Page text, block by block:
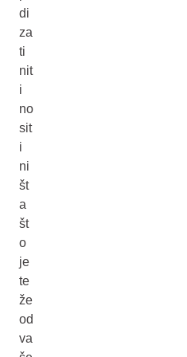
di
za
ti
nit
i
no
sit
i
ni
št
a
št
o
je
te
že
od
va